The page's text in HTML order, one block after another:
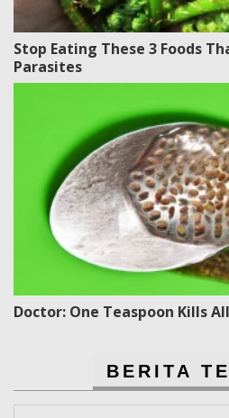
Stop Eating These 3 Foods
Parasites
Doctor: One Teaspoon Kills
BERITA